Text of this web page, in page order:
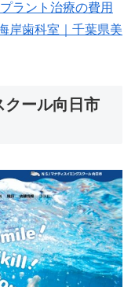
ラント治療の費用
岸歯科室｜千葉県美
クール向日市